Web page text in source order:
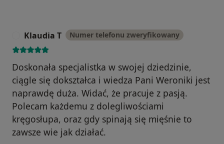
Klaudia T Numer telefonu zweryfikowany
Doskonała specjalistka w swojej dziedzinie,
ciągle się dokształca i wiedza Pani Weroniki jest
naprawdę duża. Widać, że pracuje z pasją.
Polecam każdemu z dolegliwościami
kręgosłupa, oraz gdy spinają się mięśnie to
zawsze wie jak działać.